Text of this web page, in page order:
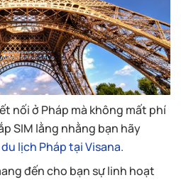
nối ở Pháp mà không mất phí
SIM lằng nhằng bạn hãy
lịch Pháp tại Visana.
đến cho bạn sự linh hoạt